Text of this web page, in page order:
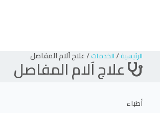
الرئيسية/الخدمات/علاج آلام المفاصل
علاج آلام المفاصل
أطباء